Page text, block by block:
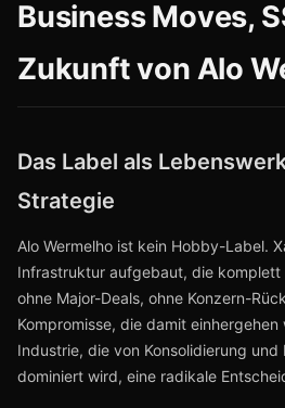
Business Moves,
Zukunft von Alo
Das Label als
Strategie
Alo Wermelho ist kein Hobby-Label.
Infrastruktur aufgebaut, die
ohne Major-Deals, ohne Konzern-
Kompromisse, die damit
Industrie, die von Konsolidierung
dominiert wird, eine radikale